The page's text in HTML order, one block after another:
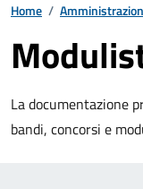
Home /
La documentazione
bandi, concorsi e